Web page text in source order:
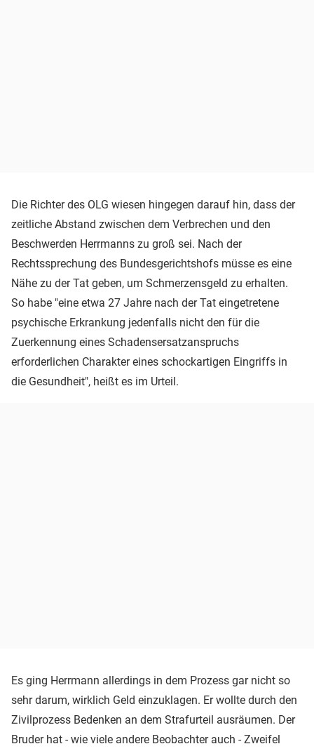
Die Richter des OLG wiesen hingegen darauf hin, dass der
zeitliche Abstand zwischen dem Verbrechen und den
Beschwerden Herrmanns zu groß sei. Nach der
Rechtssprechung des Bundesgerichtshofs müsse es eine
Nähe zu der Tat geben, um Schmerzensgeld zu erhalten.
So habe "eine etwa 27 Jahre nach der Tat eingetretene
psychische Erkrankung jedenfalls nicht den für die
Zuerkennung eines Schadensersatzanspruchs
erforderlichen Charakter eines schockartigen Eingriffs in
die Gesundheit", heißt es im Urteil.
Es ging Herrmann allerdings in dem Prozess gar nicht so
sehr darum, wirklich Geld einzuklagen. Er wollte durch den
Zivilprozess Bedenken an dem Strafurteil ausräumen. Der
Bruder hat - wie viele andere Beobachter auch - Zweifel